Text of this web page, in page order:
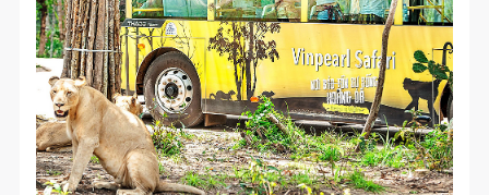
早餐：飯店內用
午餐：百佳港式點心吃到飽
晚餐：CUONG KUA海鮮餐+每人半隻龍蝦
住宿：Wyndham Grand Phu Quoc 或 Radisson Blu
Resort Phu Quoc 或同等級